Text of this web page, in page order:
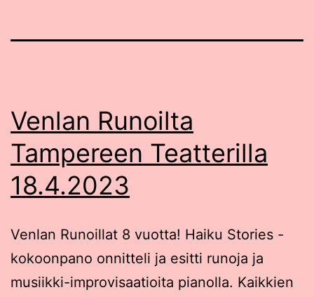
Venlan Runoilta
Tampereen Teatterilla
18.4.2023
Venlan Runoillat 8 vuotta! Haiku Stories -
kokoonpano onnitteli ja esitti runoja ja
musiikki-improvisaatioita pianolla. Kaikkien